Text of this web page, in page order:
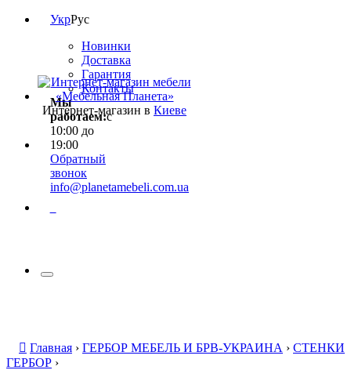
УкрРус
Новинки
Доставка
Гарантия
Контакты
Мы
работаем:с
10:00 до
19:00
Обратный
звонок
info@planetamebeli.com.ua
Интернет-магазин в Киеве
Главная › ГЕРБОР МЕБЕЛЬ И БРВ-УКРАИНА › СТЕНКИ
ГЕРБОР ›